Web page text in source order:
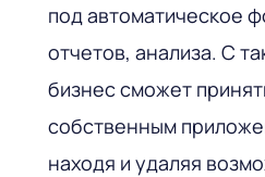
под автоматическое
отчетов, анализа. С
бизнес сможет
собственным
находя и удаляя